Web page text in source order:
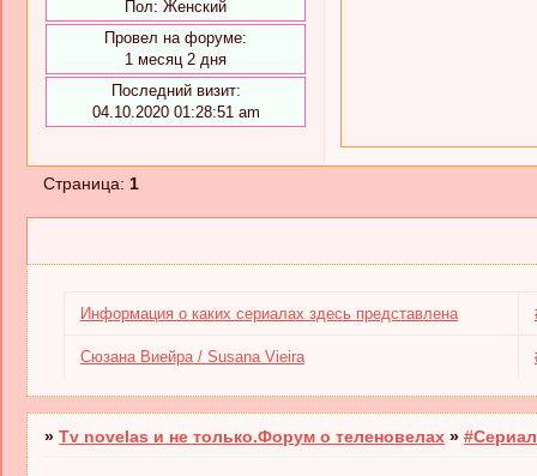
Пол: Женский
Провел на форуме:
1 месяц 2 дня
Последний визит:
04.10.2020 01:28:51 am
Страница: 1
Информация о каких сериалах здесь представлена
Сюзана Виейра / Susana Vieira
»Tv novelas и не только.Форум о теленовелах »